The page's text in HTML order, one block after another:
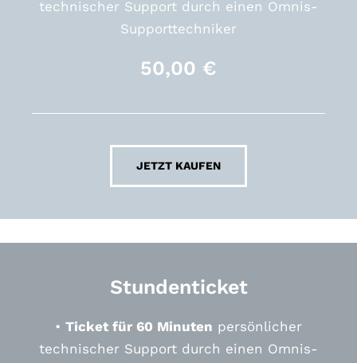
technischer Support durch einen Omnis-
Supporttechniker
50,00 €
JETZT KAUFEN
Stundenticket
• Ticket für 60 Minuten persönlicher
technischer Support durch einen Omnis-